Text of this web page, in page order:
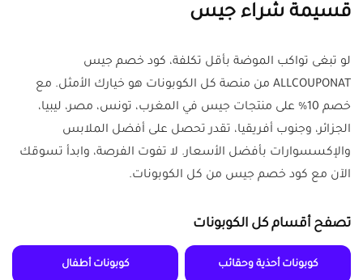
قسيمة شراء جيس
لو تبغى تواكب الموضة بأقل تكلفة، كود خصم جيس
ALLCOUPONAT من منصة كل الكوبونات هو خيارك الأمثل. مع
خصم 10% على منتجات جيس في المغرب، تونس، مصر، ليبيا،
الجزائر، وجنوب أفريقيا، تقدر تحصل على أفضل الملابس
والإكسسوارات بأفضل الأسعار. لا تفوت الفرصة، وابدأ تسوقك
الآن مع كود خصم جيس من كل الكوبونات.
تصفح أقسام كل الكوبونات
كوبونات أحذية وحقائب كوبونات أطفال